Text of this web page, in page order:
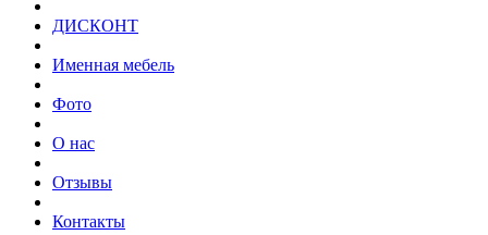
ДИСКОНТ
Именная мебель
Фото
О нас
Отзывы
Контакты